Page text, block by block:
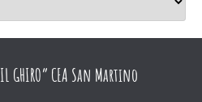
CEA San Martino